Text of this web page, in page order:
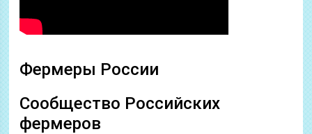
Фермеры России
Сообщество Российских
фермеров